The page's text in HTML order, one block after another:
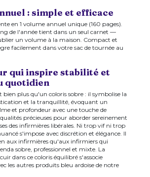
: simple et efficace
en 1 volume annuel unique (160 pages).
de l'année tient dans un seul carnet —
un volume à la maison. Compact et
facilement dans votre sac de tournée au
qui inspire stabilité et
quotidien
bien plus qu'un coloris sobre : il symbolise la
et la tranquillité, évoquant un
et profondeur avec une touche de
précieuses pour aborder sereinement
des infirmières libérales. Ni trop vif ni trop
s'impose avec discrétion et élégance. Il
aux infirmières qu'aux infirmiers qui
sobre, professionnel et mixte. La
dans ce coloris équilibré s'associe
les autres produits bleu ardoise de notre